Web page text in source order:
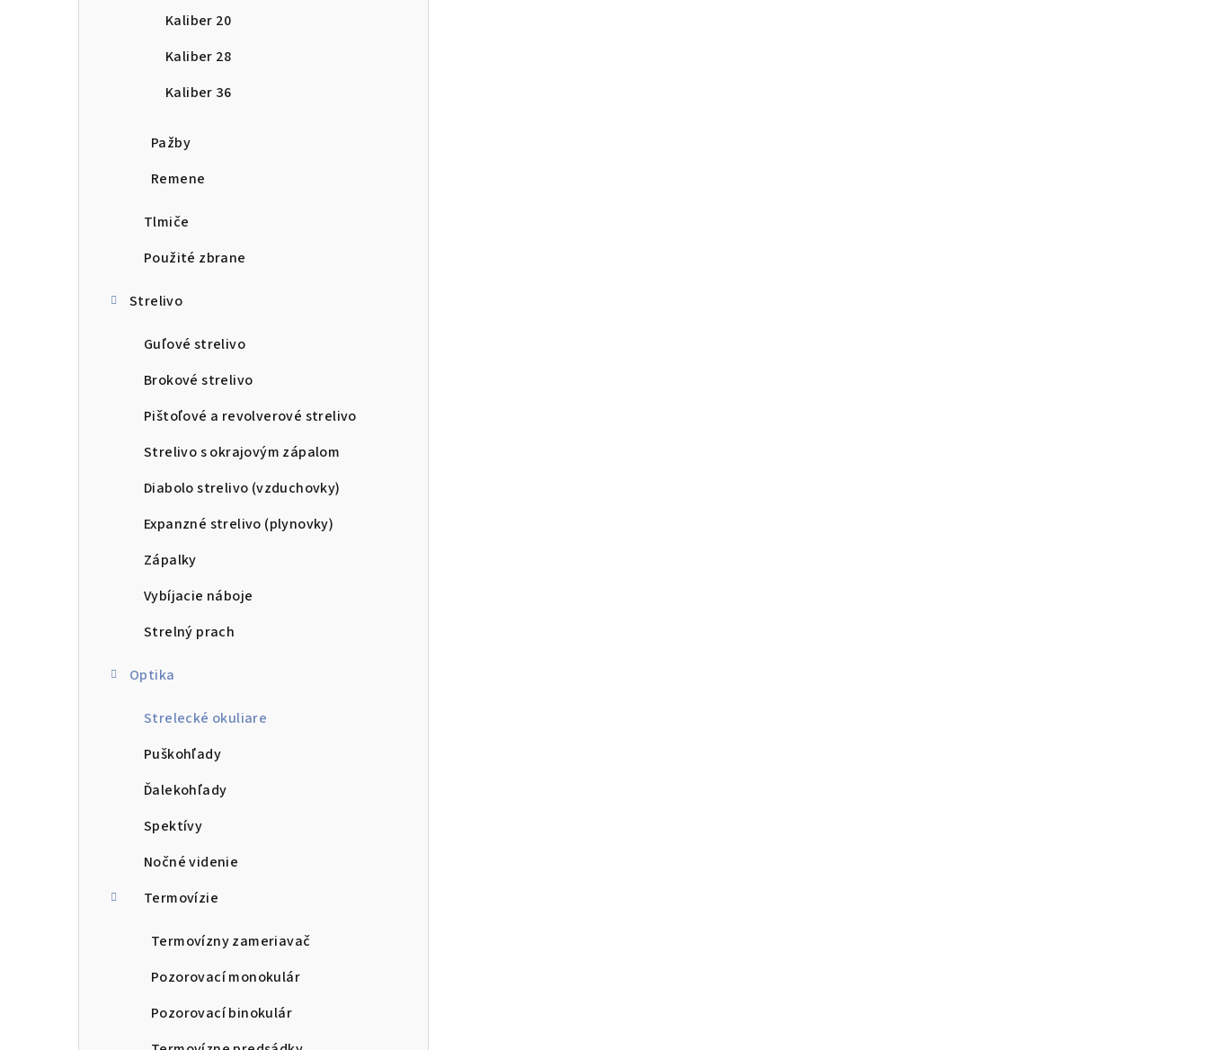
Kaliber 20
Kaliber 28
Kaliber 36
Pažby
Remene
Tlmiče
Použité zbrane
Strelivo
Guľové strelivo
Brokové strelivo
Pištoľové a revolverové strelivo
Strelivo s okrajovým zápalom
Diabolo strelivo (vzduchovky)
Expanzné strelivo (plynovky)
Zápalky
Vybíjacie náboje
Strelný prach
Optika
Strelecké okuliare
Puškohľady
Ďalekohľady
Spektívy
Nočné videnie
Termovízie
Termovízny zameriavač
Pozorovací monokulár
Pozorovací binokulár